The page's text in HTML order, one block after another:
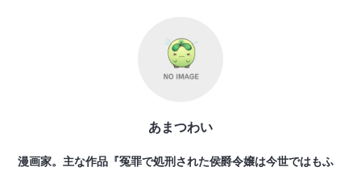
あまつわい
漫画家。主な作品『冤罪で処刑された侯爵令嬢は今世ではもふ